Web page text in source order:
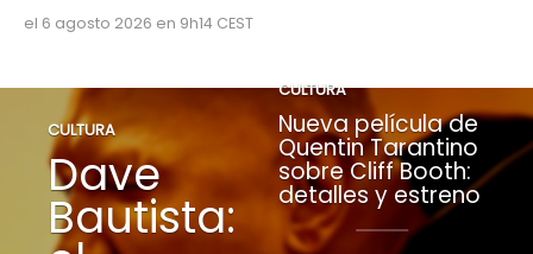
el 6 agosto 2026 en 9h14 CEST
CULTURA
Dave
Bautista:
CULTURA
Nueva película de
Quentin Tarantino
sobre Cliff Booth:
detalles y estreno